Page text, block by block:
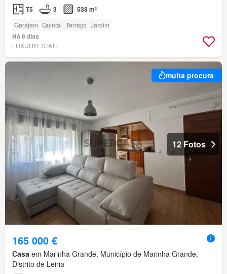
T5 3 538 m²
Garajem Quintal Terraço Jardim
Há 8 dias
LUXURYESTATE
muita procura
12 Fotos
165 000 €
Casa em Marinha Grande, Município de Marinha Grande,
Distrito de Leiria